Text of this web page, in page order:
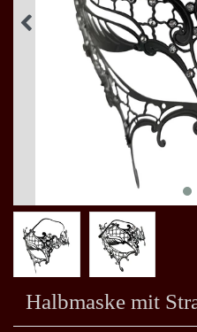
Halbmaske mit